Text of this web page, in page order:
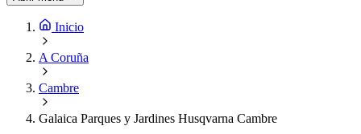
Inicio
A Coruña
Cambre
Galaica Parques y Jardines Husqvarna Cambre